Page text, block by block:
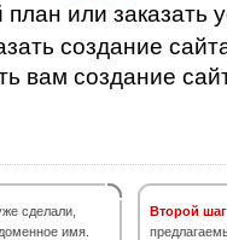
или заказать
создание
вам создание
сделали,
имя.
Второй шаг